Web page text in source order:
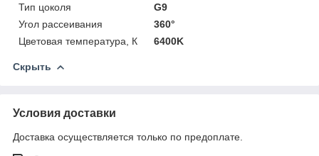
Тип цоколя
G9
Угол рассеивания
360°
Цветовая температура, К
6400K
Скрыть
Условия доставки
Доставка осуществляется только по предоплате.